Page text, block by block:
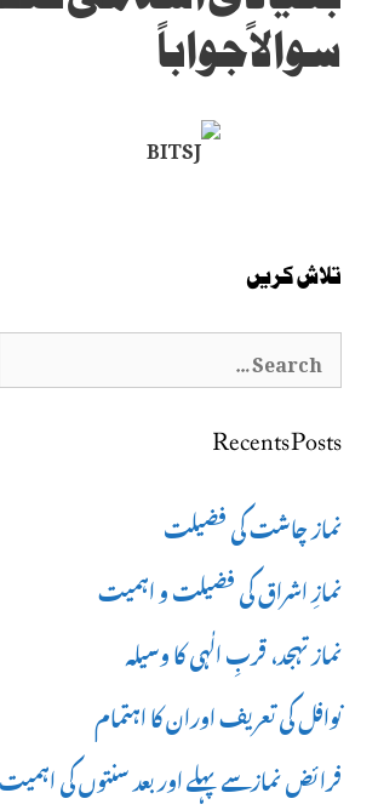
سوالاً جواباً
تلاش کریں
Search
Recents Posts
نماز چاشت کی فضیلت
نمازِ اشراق کی فضیلت و اہمیت
نماز تہجد، قربِ الٰہی کا وسیلہ
نوافل کی تعریف اوران کا اہتمام
فرائض نمازسے پہلے اور بعد سنتوں کی